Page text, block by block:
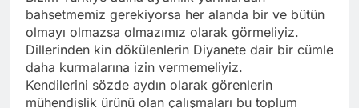
bahsetmemiz gerekiyorsa her alanda bir ve bütün
olmayı olmazsa olmazımız olarak görmeliyiz.
Dillerinden kin dökülenlerin Diyanete dair bir cümle
daha kurmalarına izin vermemeliyiz.
Kendilerini sözde aydın olarak görenlerin
mühendislik ürünü olan çalışmaları bu toplum